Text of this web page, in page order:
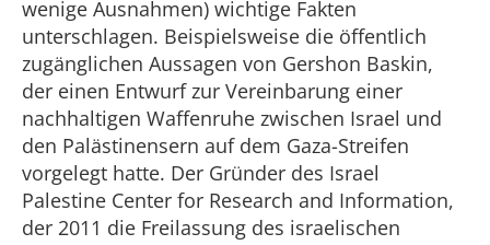
wenige Ausnahmen) wichtige Fakten
unterschlagen. Beispielsweise die öffentlich
zugänglichen Aussagen von Gershon Baskin,
der einen Entwurf zur Vereinbarung einer
nachhaltigen Waffenruhe zwischen Israel und
den Palästinensern auf dem Gaza-Streifen
vorgelegt hatte. Der Gründer des Israel
Palestine Center for Research and Information,
der 2011 die Freilassung des israelischen